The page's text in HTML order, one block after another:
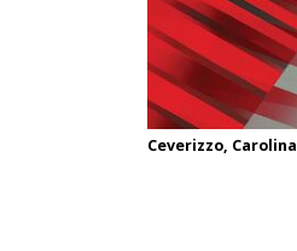
Ceverizzo, Carolina